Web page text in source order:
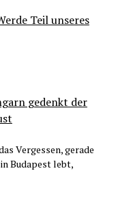
Teil unseres
gedenkt der
Vergessen, gerade
Budapest lebt,